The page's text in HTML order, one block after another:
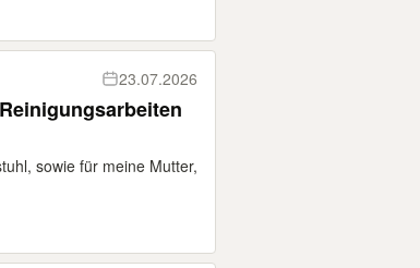
23.07.2026
sowie für meine Mutter,